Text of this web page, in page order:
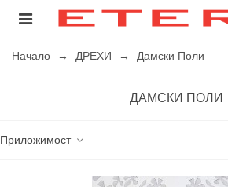
Начало → ДРЕХИ → Дамски Поли
ДАМСКИ ПОЛИ
Приложимост